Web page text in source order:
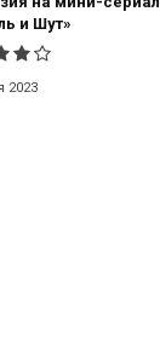
и Шут»
2023